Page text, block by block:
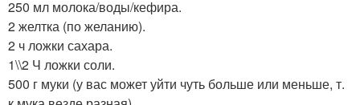
250 мл молока/воды/кефира.
2 желтка (по желанию).
2 ч ложки сахара.
1\\2 Ч ложки соли.
500 г муки (у вас может уйти чуть больше или меньше, т.